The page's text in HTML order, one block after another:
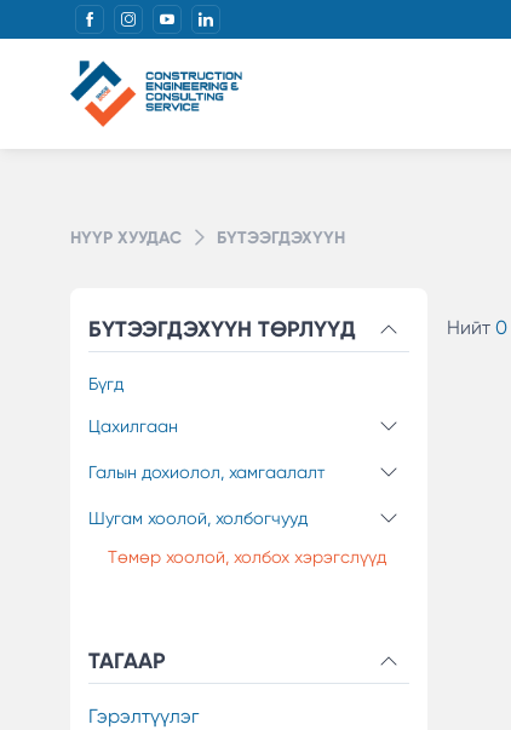
НҮҮР ХУУДАС БҮТЭЭГДЭХҮҮН
БҮТЭЭГДЭХҮҮН ТӨРЛҮҮД
Бүгд
Цахилгаан
Галын дохиолол, хамгаалалт
Шугам хоолой, холбогчууд
Төмөр хоолой, холбох хэрэгслүүд
ТАГААР
Гэрэлтүүлэг
Нийт 0